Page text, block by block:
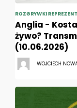
ROZGRYWKI
Anglia -
żywo?
(10.06.2026)
WOJCIECH